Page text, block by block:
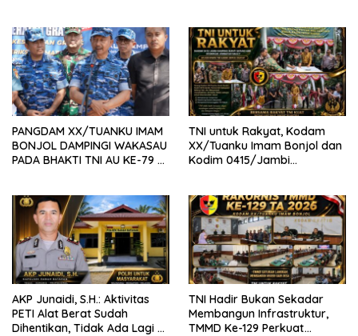
PANGDAM XX/TUANKU IMAM
BONJOL DAMPINGI WAKASAU
PADA BHAKTI TNI AU KE-79 DI
TNI untuk Rakyat, Kodam
XX/Tuanku Imam Bonjol dan
Kodim 0415/Jambi
Batang Hari
AKP Junaidi, S.H.: Aktivitas
PETI Alat Berat Sudah
Dihentikan, Tidak Ada Lagi di
TNI Hadir Bukan Sekadar
Membangun Infrastruktur,
TMMD Ke-129 Perkuat